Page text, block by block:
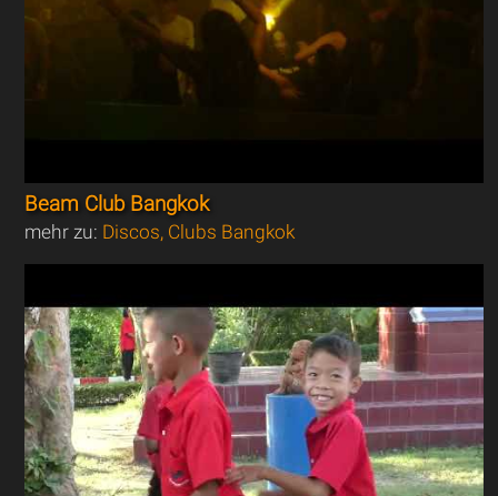
Beam Club Bangkok
mehr zu: Discos, Clubs Bangkok